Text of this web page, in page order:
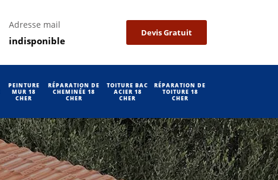
Adresse mail
indisponible
Devis Gratuit
PEINTURE
MUR 18
CHER
RÉPARATION DE
CHEMINÉE 18
CHER
TOITURE BAC
ACIER 18
CHER
RÉPARATION DE
TOITURE 18
CHER